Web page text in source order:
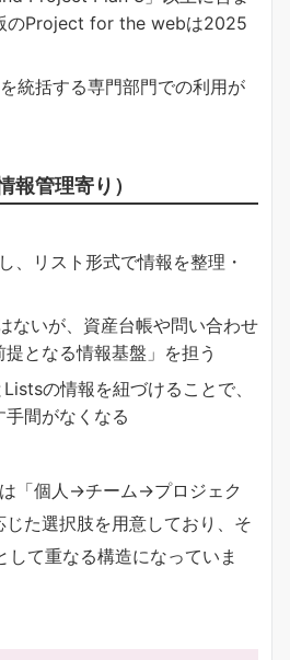
のProject for the webは2025
統括する専門部門での利用が
管理寄り）
、リスト形式で情報を整理・
ないが、資産台帳や問い合わせ
となる情報基盤」を担う
の情報を紐づけることで、
間がなくなる
「個人→チーム→プロジェク
じた選択肢を用意しており、そ
して重なる構造になっていま